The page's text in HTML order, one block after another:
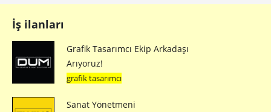
İş ilanları
Grafik Tasarımcı Ekip Arkadaşı
Arıyoruz!
grafik tasarımcı
Sanat Yönetmeni